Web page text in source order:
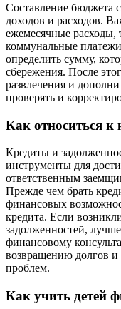
Составление бюджета
доходов и расходов.
ежемесячные расходы,
коммунальные
определить сумму,
сбережения. После
развлечения и
проверять и
Как относиться к
Кредиты и
инструменты для
ответственным
Прежде чем брать
финансовых
кредита. Если
задолженностей,
финансовому
возвращению долгов и
проблем.
Как учить детей